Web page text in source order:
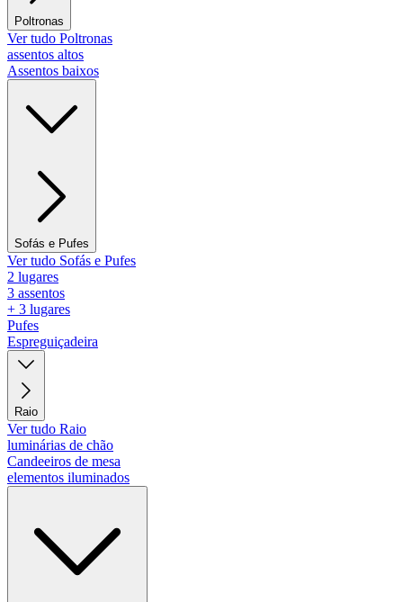
Poltronas
Ver tudo Poltronas
assentos altos
Assentos baixos
Sofás e Pufes
Ver tudo Sofás e Pufes
2 lugares
3 assentos
+ 3 lugares
Pufes
Espreguiçadeira
Raio
Ver tudo Raio
luminárias de chão
Candeeiros de mesa
elementos iluminados